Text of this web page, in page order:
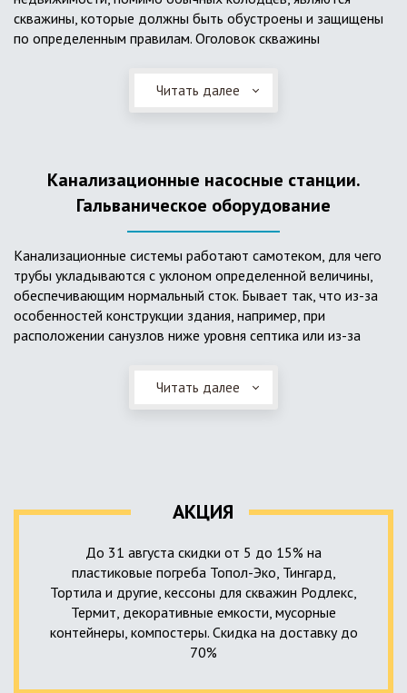
скважины, которые должны быть обустроены и защищены
по определенным правилам. Оголовок скважины
и автоматикой. Все это оборудование способно
подвергаться загрязнению атмосферными и
его работу в нормальном режиме. Лучшим способом
защиты оборудования является устройство герметичной
камеры или кессона, который не только защищает оголовок
скважины от негативных воздействий, но и обеспечивает
удобные условия для обслуживания в любой период года.
Кессон может быть выполнен из обычных железобетонных
колец, но только при отсутствии высокого уровня
подземных вод, так как в этом случае затруднительно
обеспечить требуемую герметичность. Если имеется
достаточную герметичность, недорогие, легко
Читать далее
Канализационные насосные станции.
Гальваническое оборудование
Канализационные системы работают самотеком, для чего
трубы укладываются с уклоном определенной величины,
обеспечивающим нормальный сток. Бывает так, что из-за
особенностей конструкции здания, например, при
расположении санузлов ниже уровня септика или из-за
Единственное решение в таком случае – это
использование КНС – канализационной насосной станции.
Читать далее
АКЦИЯ
До 31 августа скидки от 5 до 15% на
пластиковые погреба Топол-Эко, Тингард,
Тортила и другие, кессоны для скважин Родлекс,
Термит, декоративные емкости, мусорные
контейнеры, компостеры. Скидка на доставку до
70%